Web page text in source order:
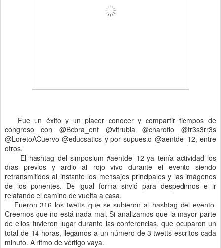
Fue un éxito y un placer conocer y compartir tiempos de
congreso con @Bebra_enf @vitrubia @charoflo @tr3s3rr3s
@LoretoACuervo @educsatics y por supuesto @aentde_12, entre
otros.
El hashtag del simposium #aentde_12 ya tenía actividad los
días previos y ardió al rojo vivo durante el evento siendo
retransmitidos al instante los mensajes principales y las imágenes
de los ponentes. De igual forma sirvió para despedirnos e ir
relatando el camino de vuelta a casa.
Fueron 316 los twetts que se subieron al hashtag del evento.
Creemos que no está nada mal. Si analizamos que la mayor parte
de ellos tuvieron lugar durante las conferencias, que ocuparon un
total de 14 horas, llegamos a un número de 3 twetts escritos cada
minuto. A ritmo de vértigo vaya.